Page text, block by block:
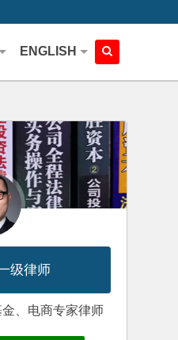
ENGLISH
级律师
、电商专家律师